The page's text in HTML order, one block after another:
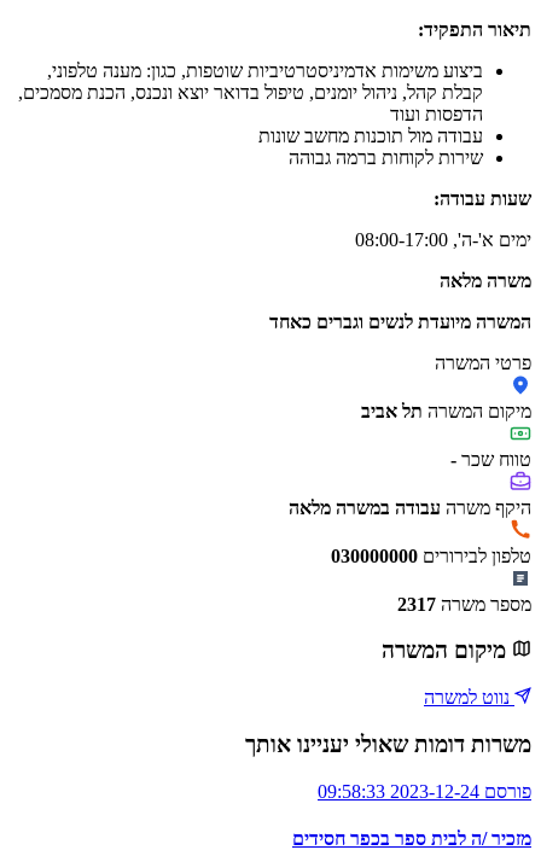
תיאור התפקיד:
ביצוע משימות אדמיניסטרטיביות שוטפות, כגון: מענה טלפוני,
קבלת קהל, ניהול יומנים, טיפול בדואר יוצא ונכנס, הכנת מסמכים,
הדפסות ועוד
עבודה מול תוכנות מחשב שונות
שירות לקוחות ברמה גבוהה
שעות עבודה:
ימים א'-ה', 08:00-17:00
משרה מלאה
המשרה מיועדת לנשים וגברים כאחד
פרטי המשרה
מיקום המשרה תל אביב
טווח שכר -
היקף משרה עבודה במשרה מלאה
טלפון לבירורים 030000000
מספר משרה 2317
מיקום המשרה
נווט למשרה
משרות דומות שאולי יעניינו אותך
פורסם 2023-12-24 09:58:33
מזכיר /ה לבית ספר בכפר חסידים